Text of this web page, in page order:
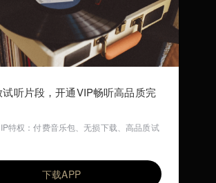
VIP zhuque
试听片段，开通VIP畅听高品质完
特权：付费音乐包、无损下载、高品质试
下载APP